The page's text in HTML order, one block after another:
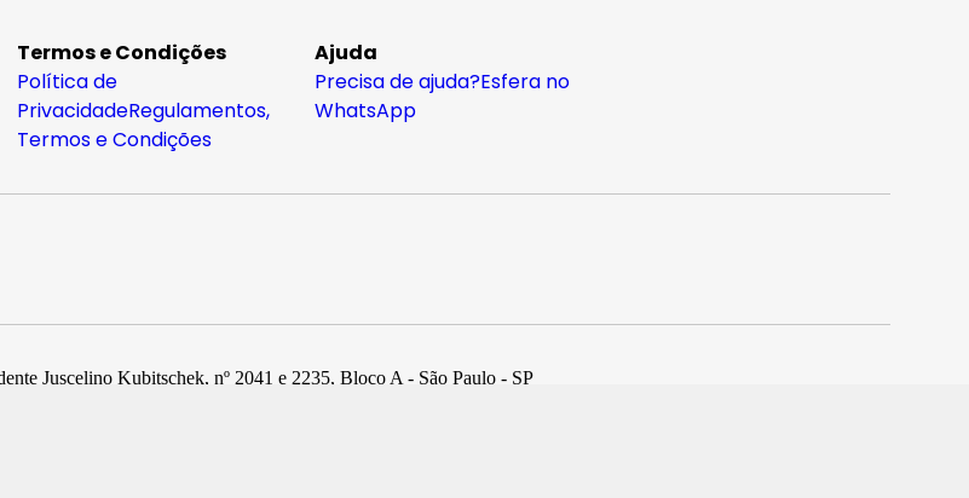
Termos e Condições
Política de
PrivacidadeRegulamentos,
Termos e Condições
Ajuda
Precisa de ajuda?Esfera no
WhatsApp
Juscelino Kubitschek, nº 2041 e 2235, Bloco A - São Paulo - SP